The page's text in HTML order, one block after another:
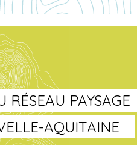
RÉSEAU PAYSAGE
AQUITAINE